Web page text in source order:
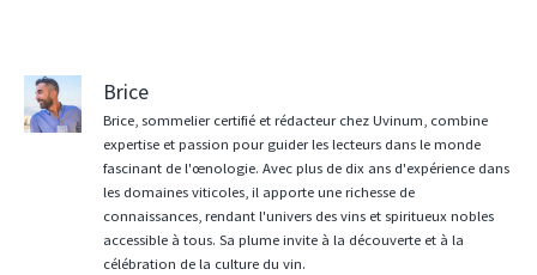
Brice
Brice, sommelier certifié et rédacteur chez Uvinum, combine
expertise et passion pour guider les lecteurs dans le monde
fascinant de l'œnologie. Avec plus de dix ans d'expérience dans
les domaines viticoles, il apporte une richesse de
connaissances, rendant l'univers des vins et spiritueux nobles
accessible à tous. Sa plume invite à la découverte et à la
célébration de la culture du vin.